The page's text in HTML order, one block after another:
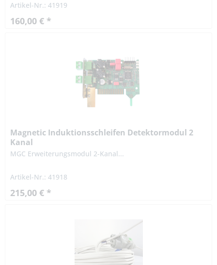
Artikel-Nr.: 41919
160,00 € *
Magnetic Induktionsschleifen Detektormodul 2
Kanal
MGC Erweiterungsmodul 2-Kanal...
Artikel-Nr.: 41918
215,00 € *